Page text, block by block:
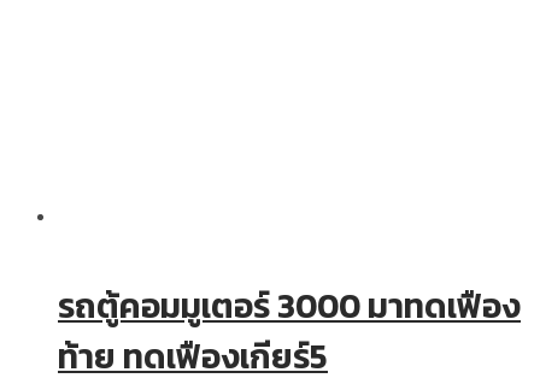
รถตู้คอมมูเตอร์ 3000 มาทดเฟือง
ท้าย ทดเฟืองเกียร์5